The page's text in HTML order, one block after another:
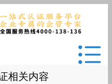
相关内容